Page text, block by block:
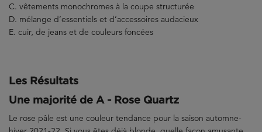
C. vêtements monochromes à la coupe structurée
D. mélange d’essentiels et d’accessoires audacieux
E. cuir, de jeans et de couleurs foncées
Les Résultats
Une majorité de A - Rose Quartz
Le rose pâle est une couleur tendance pour la saison automne-